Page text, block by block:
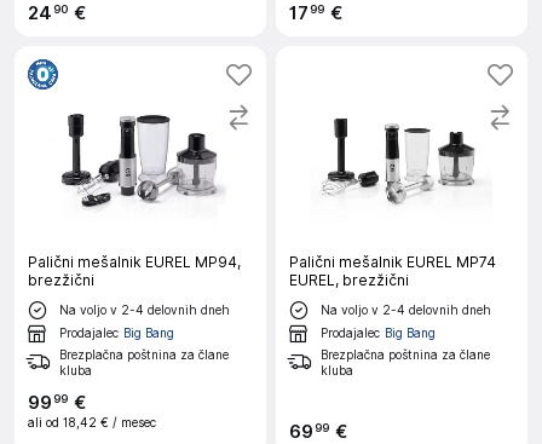
2490 € 1799 €
Palični mešalnik EUREL MP94,
brezžični
Na voljo v 2-4 delovnih dneh
Prodajalec Big Bang
Brezplačna poštnina za člane
kluba
9999 €
ali od 18,42 € / mesec
Palični mešalnik EUREL MP74
EUREL, brezžični
Na voljo v 2-4 delovnih dneh
Prodajalec Big Bang
Brezplačna poštnina za člane
kluba
6999 €